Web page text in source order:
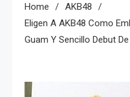
Home
AKB48
Eligen A AKB48 Como
Guam Y Sencillo Debut